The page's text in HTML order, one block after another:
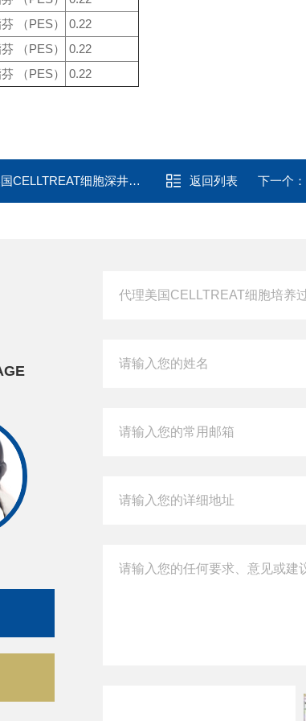
（PES）
0.22
（PES）
0.22
（PES） 0.22
细胞深井组织储存板 返回列表 下一个：